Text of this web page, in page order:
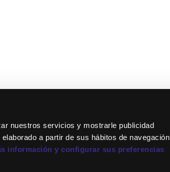
nuestros servicios y mostrarle publicidad
a partir de sus hábitos de navegación
información y configurar sus preferencias